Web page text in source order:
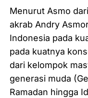
Menurut Asmo
akrab Andry
Indonesia pada
pada kuatnya
dari kelompok
generasi muda
Ramadan hingga